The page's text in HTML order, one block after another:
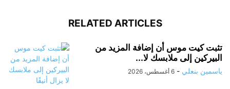
RELATED ARTICLES
تثبت كيت موس أن إضافة المزيد من
البيركين إلى ملابسك لا...
ياسمين بنعلي - 6 أغسطس، 2026